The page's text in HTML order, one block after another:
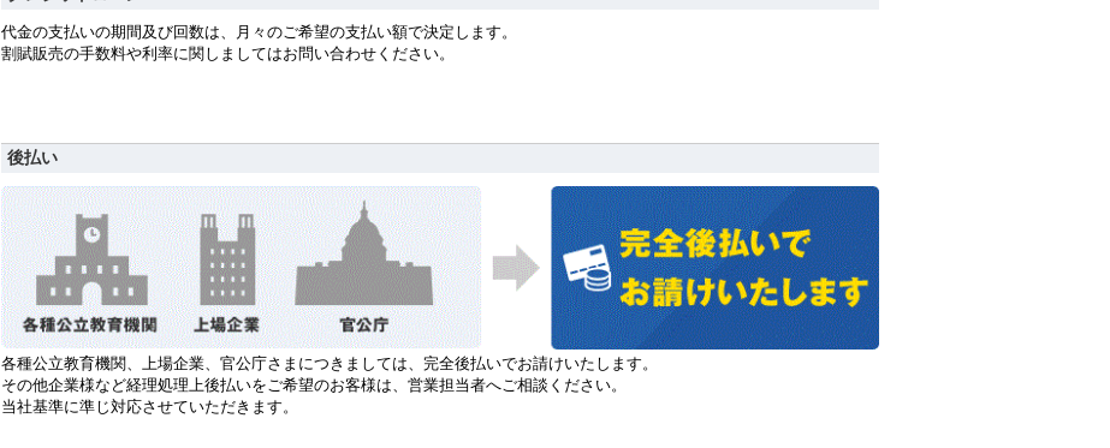
代金の支払いの期間及び回数は、月々のご希望の支払い額で決定します。
割賦販売の手数料や利率に関しましてはお問い合わせください。
後払い
各種公立教育機関、上場企業、官公庁さまにつきましては、完全後払いでお請けいたします。
その他企業様など経理処理上後払いをご希望のお客様は、営業担当者へご相談ください。
当社基準に準じ対応させていただきます。